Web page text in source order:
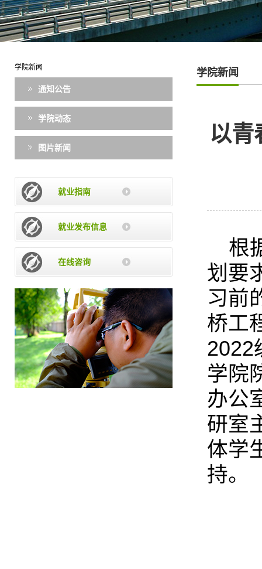
学院新闻
通知公告
学院动态
图片新闻
就业指南
就业发布信息
在线咨询
学院新闻
以
根
划要
习前
桥工
2022
学院
办公
研室
体学
持。